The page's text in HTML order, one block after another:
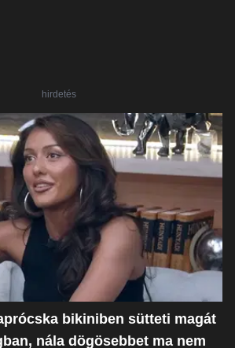
hirdetés
bikiniben sütteti magát
nála dögösebbet ma nem